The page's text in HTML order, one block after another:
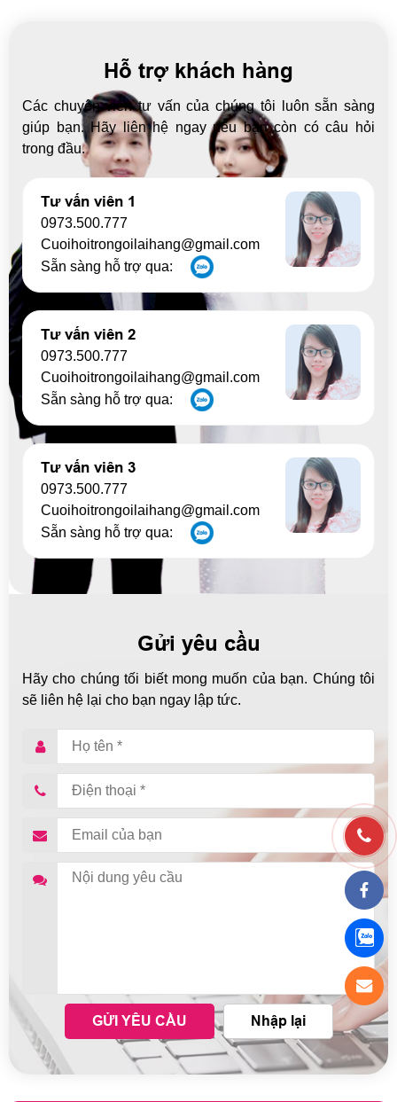
Hỗ trợ khách hàng
Các chuyên viên tư vấn của chúng tôi luôn sẵn sàng
giúp bạn. Hãy liên hệ ngay nếu bạn còn có câu hỏi
trong đầu.
Tư vấn viên 1
0973.500.777
Cuoihoitrongoilaihang@gmail.com
Sẵn sàng hỗ trợ qua:
Tư vấn viên 2
0973.500.777
Cuoihoitrongoilaihang@gmail.com
Sẵn sàng hỗ trợ qua:
Tư vấn viên 3
0973.500.777
Cuoihoitrongoilaihang@gmail.com
Sẵn sàng hỗ trợ qua:
Gửi yêu cầu
Hãy cho chúng tối biết mong muốn của bạn. Chúng tôi
sẽ liên hệ lại cho bạn ngay lập tức.
GỬI YÊU CẦU Nhập lại